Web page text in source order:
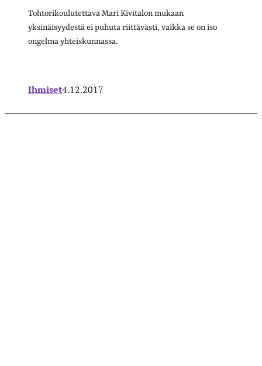
Tohtorikoulutettava Mari Kivitalon mukaan
yksinäisyydestä ei puhuta riittävästi, vaikka se on iso
ongelma yhteiskunnassa.
Ihmiset4.12.2017